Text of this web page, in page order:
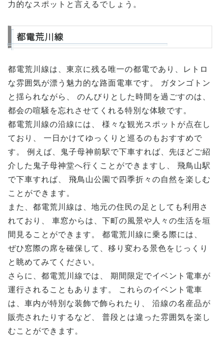
力的なスポットと言えるでしょう。
都電荒川線
都電荒川線は、東京に残る唯一の都電であり、レトロ
な雰囲気が漂う魅力的な路面電車です。 ガタンゴトン
と揺られながら、 のんびりとした時間を過ごすのは、
都会の喧騒を忘れさせてくれる特別な体験です。
都電荒川線の沿線には、 様々な観光スポットが点在し
ており、 一日かけてゆっくりと巡るのもおすすめで
す。 例えば、鬼子母神前駅で下車すれば、先ほどご紹
介した鬼子母神堂へ行くことができますし、 飛鳥山駅
で下車すれば、 飛鳥山公園で四季折々の自然を楽しむ
ことができます。
また、都電荒川線は、地元の住民の足としても利用さ
れており、 車窓からは、下町の風景や人々の生活を垣
間見ることができます。 都電荒川線に乗る際には、
ぜひ窓際の席を確保して、移り変わる景色をじっくり
と眺めてみてください。
さらに、都電荒川線では、 期間限定でイベント電車が
運行されることもあります。 これらのイベント電車
は、車内が特別な装飾で飾られたり、 沿線の名産品が
販売されたりするなど、 普段とは違った雰囲気を楽し
むことができます。